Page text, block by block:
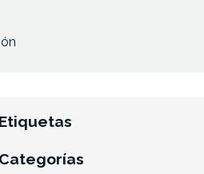
Etiquetas
Categorías